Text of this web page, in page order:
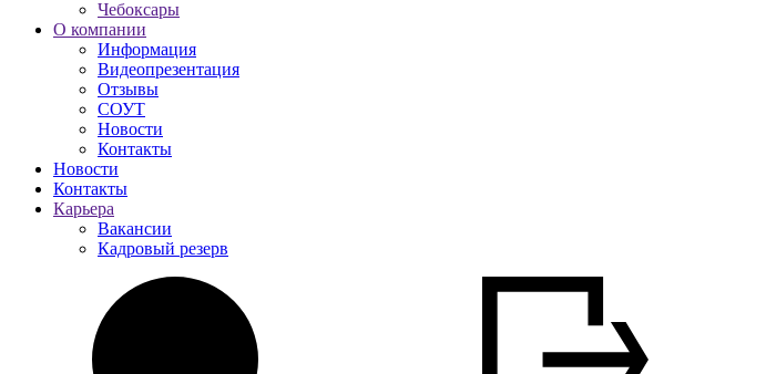
Чебоксары
О компании
Информация
Видеопрезентация
Отзывы
СОУТ
Новости
Контакты
Новости
Контакты
Карьера
Вакансии
Кадровый резерв